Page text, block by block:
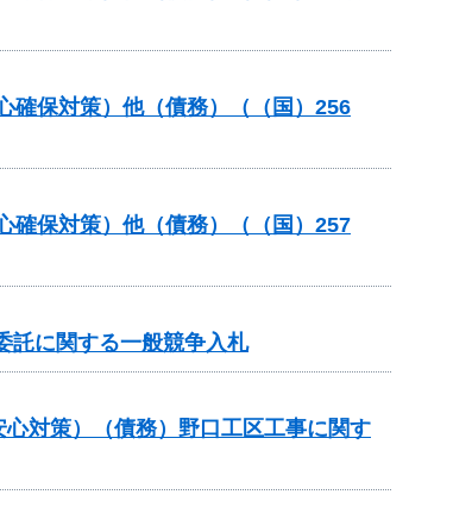
確保対策）他（債務）（（国）256
確保対策）他（債務）（（国）257
に関する一般競争入札
対策）（債務）野口工区工事に関す